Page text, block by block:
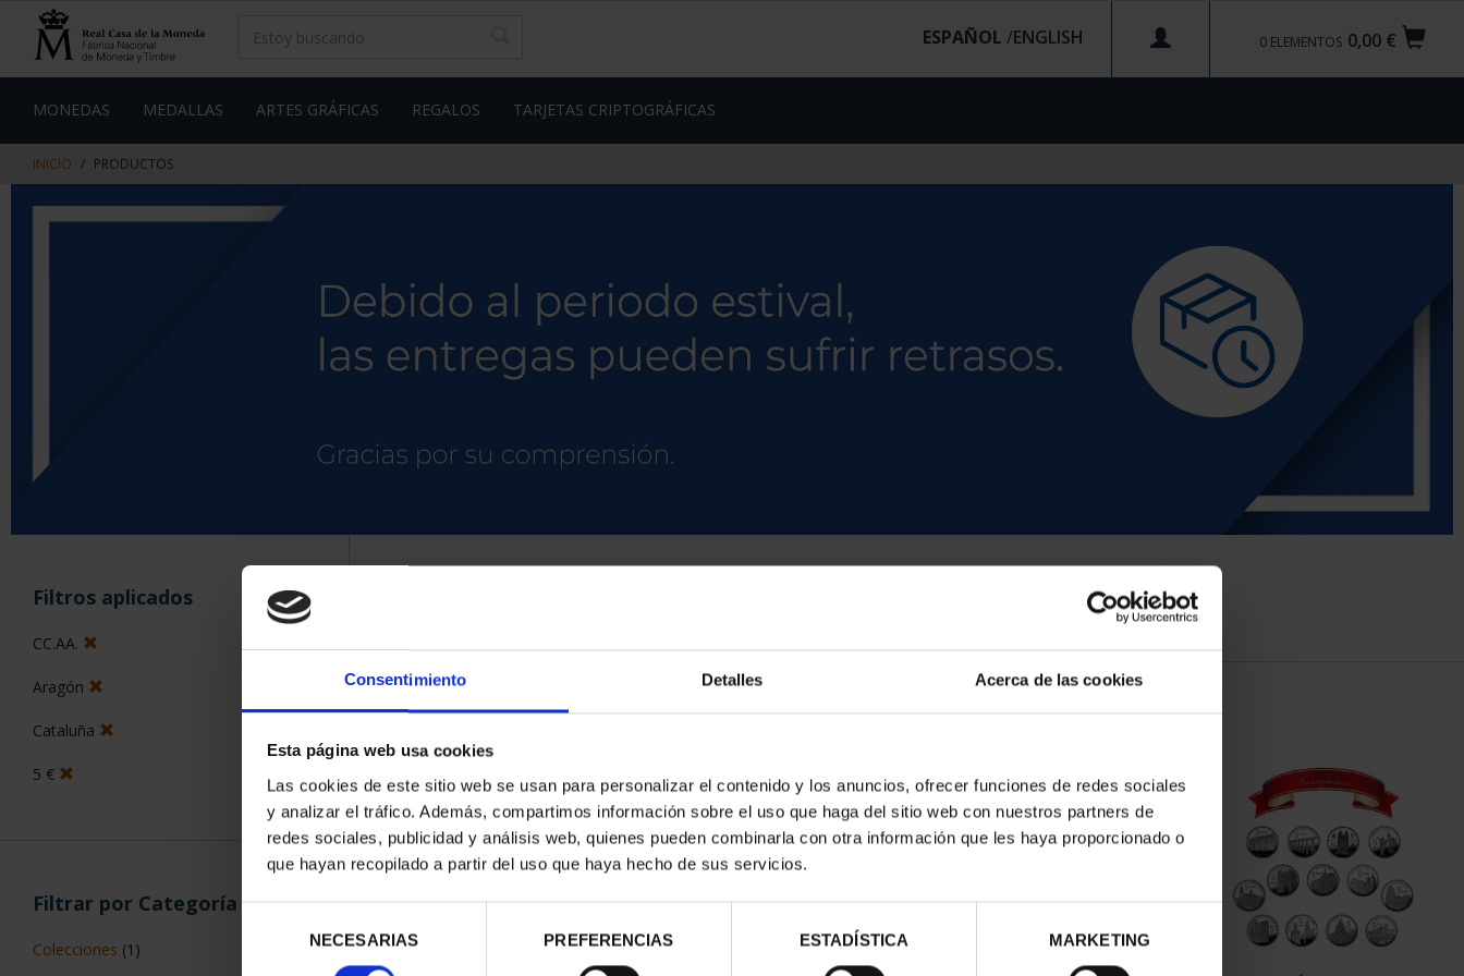
Consentimiento Detalles Acerca de las cookies
Esta página web usa cookies
Las cookies de este sitio web se usan para personalizar el contenido y los anuncios, ofrecer funciones de redes sociales
y analizar el tráfico. Además, compartimos información sobre el uso que haga del sitio web con nuestros partners de
redes sociales, publicidad y análisis web, quienes pueden combinarla con otra información que les haya proporcionado o
que hayan recopilado a partir del uso que haya hecho de sus servicios.
consentimiento
NECESARIAS PREFERENCIAS ESTADÍSTICA MARKETING
contenido
de
0,00 €
0 ELEMENTOS
ESPAÑOL /
MONEDAS MEDALLAS ARTES GRÁFICAS REGALOS TARJETAS CRIPTOGRÁFICAS
INICIO PRODUCTOS
Filtros aplicados
CC.AA.
Aragón
Cataluña
5 €
Filtrar por Categoría
Colecciones (1)